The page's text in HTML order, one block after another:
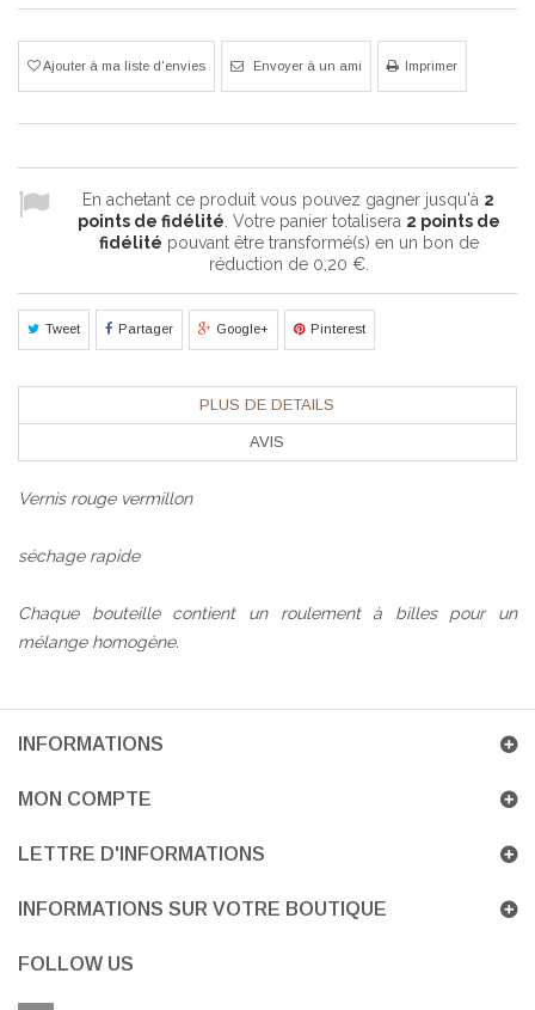
Ajouter à ma liste d'envies Envoyer à un ami Imprimer
En achetant ce produit vous pouvez gagner jusqu'à 2
points de fidélité . Votre panier totalisera 2 points de
fidélité pouvant être transformé(s) en un bon de
réduction de 0,20 €.
Tweet Partager Google+ Pinterest
PLUS DE DETAILS
AVIS
Vernis rouge vermillon
séchage rapide
Chaque bouteille contient un roulement à billes pour un
mélange homogène.
INFORMATIONS
MON COMPTE
LETTRE D'INFORMATIONS
INFORMATIONS SUR VOTRE BOUTIQUE
FOLLOW US